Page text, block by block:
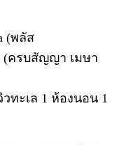
(พลัส
(ครบสัญญา เมษา
ทะเล 1 ห้องนอน 1